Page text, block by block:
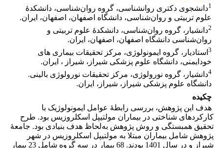
1دانشجوی دکتری روانشناسی، گروه روان‌شناسی، دانشکدۀ
علوم تربیتی و روان‌شناسی، دانشگاه اصفهان، اصفهان، ایران.
2دانشیار، گروه روان‌شناسی، دانشکدۀ علوم تربیتی و
روان‌شناسی دانشگاه اصفهان، اصفهان، ایران.
3 استادیار، گروه ایمونولوژی، مرکز تحقیقات بیماری های
خودایمنی، دانشگاه علوم پزشکی شیراز، شیراز ، ایران.
4دانشیار، گروه نورولوژی، مرکز تحقیقات نورولوژی بالینی.
دانشگاه علوم پزشکی شیراز، شیراز، ایران.
چکیده
هدف این پژوهش، بررسی رابطۀ عوامل ایمونولوژیک با
کارکردهای شناختی در بیماران مولتیپل اسکلروزیس بود. طرح
تحقیق همبستگی و روش پژوهش به‌لحاظ هدف بنیادی بود. جامعۀ
پژوهش شامل بیماران مبتلا به مولتیپل اسکلروزیس در شهر
شیراز و در سال 1401 بودند. 68 بیمار در سه گروه شامل 23 بیمار